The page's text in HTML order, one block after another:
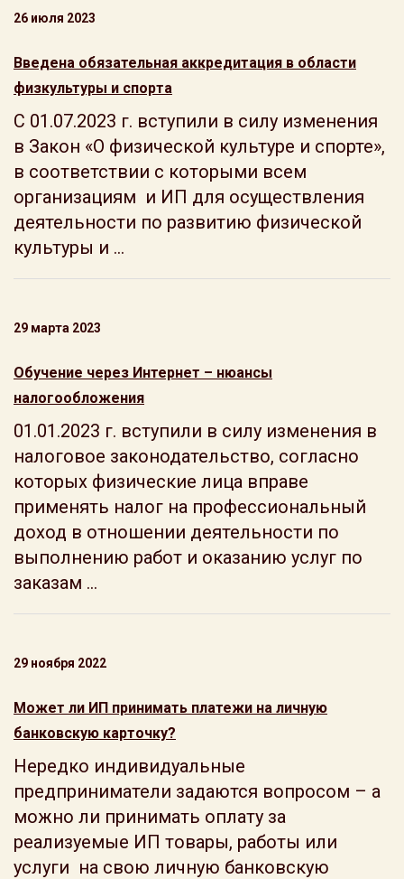
26 июля 2023
Введена обязательная аккредитация в области
физкультуры и спорта
С 01.07.2023 г. вступили в силу изменения
в Закон «О физической культуре и спорте»,
в соответствии с которыми всем
организациям и ИП для осуществления
деятельности по развитию физической
культуры и ...
29 марта 2023
Обучение через Интернет – нюансы
налогообложения
01.01.2023 г. вступили в силу изменения в
налоговое законодательство, согласно
которых физические лица вправе
применять налог на профессиональный
доход в отношении деятельности по
выполнению работ и оказанию услуг по
заказам ...
29 ноября 2022
Может ли ИП принимать платежи на личную
банковскую карточку?
Нередко индивидуальные
предприниматели задаются вопросом – а
можно ли принимать оплату за
реализуемые ИП товары, работы или
услуги на свою личную банковскую